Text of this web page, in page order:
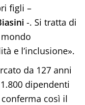
figli –
-. Si tratta di
e l’inclusione».
da 127 anni
dipendenti
così il